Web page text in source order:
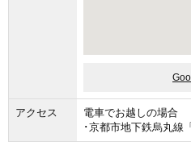
アクセス
電車でお越しの場合
･京都市地下鉄烏丸線